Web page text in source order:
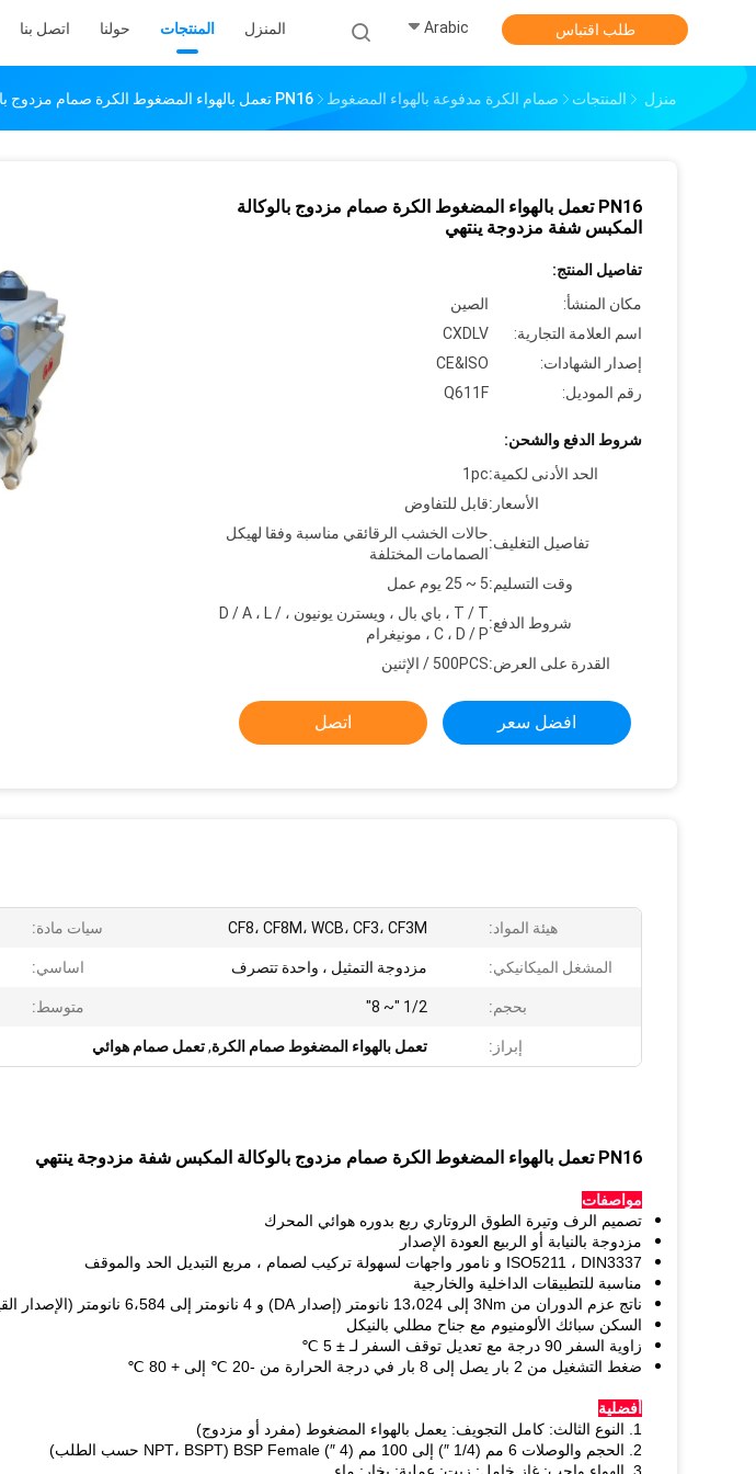
المنزل المنتجات حولنا اتصل بنا Arabic طلب اقتباس
منزل المنتجات صمام الكرة مدفوعة بالهواء المضغوط PN16 تعمل بالهواء المضغوط الكرة صمام مزدوج بالوكالة المكبس شفة مزدوجة ينتهي
PN16 تعمل بالهواء المضغوط الكرة صمام مزدوج بالوكالة
المكبس شفة مزدوجة ينتهي
تفاصيل المنتج:
مكان المنشأ:
الصين
اسم العلامة التجارية:
CXDLV
إصدار الشهادات:
CE&ISO
رقم الموديل:
Q611F
شروط الدفع والشحن:
الحد الأدنى لكمية:1pc
الأسعار:قابل للتفاوض
تفاصيل التغليف:
حالات الخشب الرقائقي مناسبة وفقا لهيكل
الصمامات المختلفة
وقت التسليم:5 ~ 25 يوم عمل
شروط الدفع:
T / T ، باي بال ، ويسترن يونيون ، D / A ، L /
C ، D / P ، مونيغرام
القدرة على العرض:500PCS / الإثنين
افضل سعر اتصل
هيئة المواد: CF8، CF8M، WCB، CF3، CF3M سيات مادة:
المشغل الميكانيكي: مزدوجة التمثيل ، واحدة تتصرف اساسي:
بحجم: 1/2 "~ 8" متوسط:
إبراز: تعمل بالهواء المضغوط صمام الكرة,تعمل صمام هوائي
PN16 تعمل بالهواء المضغوط الكرة صمام مزدوج بالوكالة المكبس شفة مزدوجة ينتهي
مواصفات
تصميم الرف وتيرة الطوق الروتاري ربع بدوره هوائي المحرك
مزدوجة بالنيابة أو الربيع العودة الإصدار
ISO5211 ، DIN3337 و نامور واجهات لسهولة تركيب لصمام ، مربع التبديل الحد والموقف
مناسبة للتطبيقات الداخلية والخارجية
ناتج عزم الدوران من 3Nm إلى 13،024 نانومتر (إصدار DA) و 4 نانومتر إلى 6،584 نانومتر (الإصدار القياسي)
السكن سبائك الألومنيوم مع جناح مطلي بالنيكل
زاوية السفر 90 درجة مع تعديل توقف السفر لـ ± 5 ℃
ضغط التشغيل من 2 بار يصل إلى 8 بار في درجة الحرارة من -20 ℃ إلى + 80 ℃
أفضلية
1. النوع الثالث: كامل التجويف: يعمل بالهواء المضغوط (مفرد أو مزدوج)
2. الحجم والوصلات 6 مم (1/4 ″) إلى 100 مم (4 ″) BSP Female (NPT، BSPT حسب الطلب)